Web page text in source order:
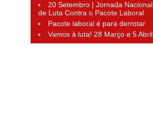
20 Setembro | Jornada Nacional
de Luta Contra o Pacote Laboral
Pacote laboral é para derrotar
Vamos à luta! 28 Março e 5 Abril